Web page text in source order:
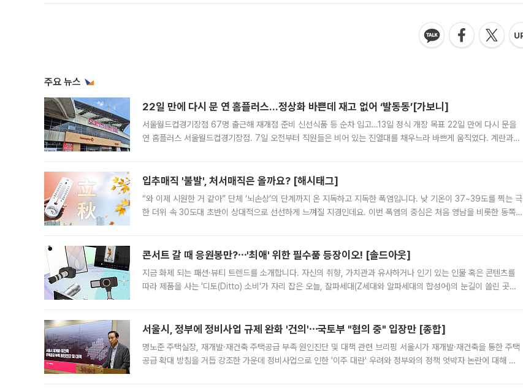
주요 뉴스
22일 만에 다시 문 연 홈플러스…정상화 바쁜데 재고 없어 ‘발동동’[가보니]
서울월드컵경기장점 67명 출근해 재개점 준비 신선식품 등 순차 입고…13일 정식 개장 목표 22일 만에 다시 문을
연 홈플러스 서울월드컵경기장점. 7일 오전부터 직원들은 비어 있는 진열대를 채우느라 바쁘게 움직였다. 계란과
입추매직 '불발', 처서매직은 올까요? [해시태그]
“와 이제 시원한 거 같아” 단체 ‘뇌손상’의 단계까지 온 지독하고 지독한 폭염입니다. 낮 기온이 37~39도를 찍는 극
한 더위 속 30도대 초반이 상대적으로 선선하게 느껴질 지경인데요. 이번 폭염의 중심은 처음 영남을 비롯한 동쪽
콘서트 갈 때 응원봉만?⋯'최애' 위한 필수품 등장이오! [솔드아웃]
지금 화제 되는 패션·뷰티 트렌드를 소개합니다. 자신의 취향, 가치관과 유사하거나 인기 있는 인물 혹은 콘텐츠를
따라 제품을 사는 '디토(Ditto) 소비'가 자리 잡은 오늘, 잘파세대(Z세대와 알파세대의 합성어)의 눈길이 쏠린 곳은
서울시, 정부에 정비사업 규제 완화 '건의'⋯국토부 "협의 중" 입장만 [종합]
명노준 주택실장, 재개발·재건축 주택공급 부족 원인진단 및 대책 관련 브리핑 서울시가 재개발·재건축을 통한 주택
공급 확대 방침을 거듭 강조한 가운데 정비사업으로 인한 '이주 대란' 우려와 정부와의 정책 엇박자 논란에 대해 정